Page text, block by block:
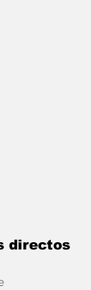
directos